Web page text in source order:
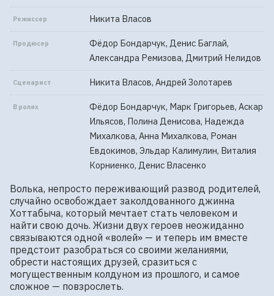
Режиссер Никита Власов
Продюсер
Фёдор Бондарчук, Денис Баглай,
Александра Ремизова, Дмитрий Нелидов
Сценарист Никита Власов, Андрей Золотарев
В ролях
Фёдор Бондарчук, Марк Григорьев, Аскар
Ильясов, Полина Денисова, Надежда
Михалкова, Анна Михалкова, Роман
Евдокимов, Эльдар Калимулин, Виталия
Корниенко, Денис Власенко
Волька, непросто переживающий развод родителей,
случайно освобождает заколдованного джинна
Хоттабыча, который мечтает стать человеком и
найти свою дочь. Жизни двух героев неожиданно
связываются одной «волей» — и теперь им вместе
предстоит разобраться со своими желаниями,
обрести настоящих друзей, сразиться с
могущественным колдуном из прошлого, и самое
сложное — повзрослеть.